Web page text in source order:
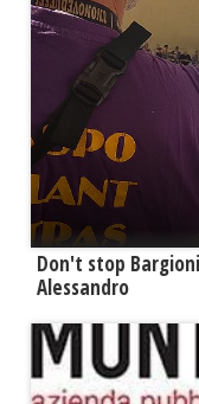
Don't stop
Alessandro